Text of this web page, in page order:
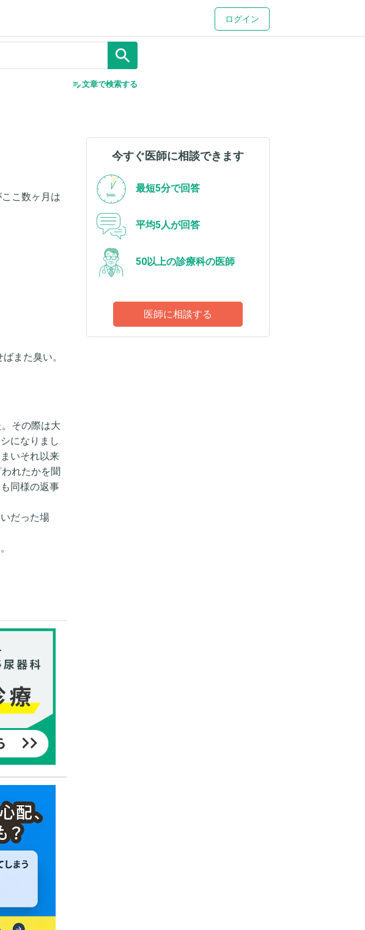
ログイン
search
edit_note文章で検索する
こ数ヶ月は
また臭い。
その際は大
になりまし
いそれ以来
れたかを聞
同様の返事
だった場
今すぐ医師に相談できます
最短5分で回答
平均5人が回答
50以上の診療科の医師
医師に相談する